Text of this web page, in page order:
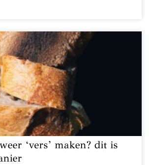
‘vers’ maken? dit is